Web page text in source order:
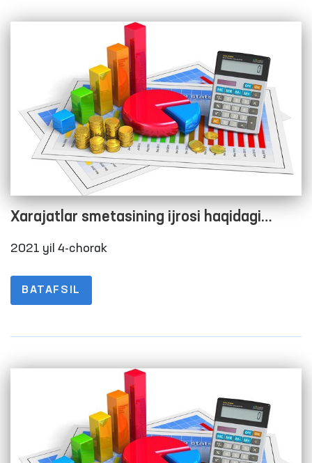
Xarajatlar smetasining ijrosi haqidagi
hisobot
2021 yil 4-chorak
BATAFSIL